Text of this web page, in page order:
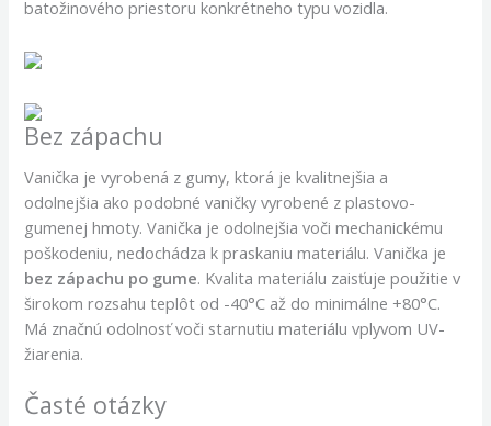
batožinového priestoru konkrétneho typu vozidla.
Bez zápachu
Vanička je vyrobená z gumy, ktorá je kvalitnejšia a
odolnejšia ako podobné vaničky vyrobené z plastovo-
gumenej hmoty. Vanička je odolnejšia voči mechanickému
poškodeniu, nedochádza k praskaniu materiálu. Vanička je
bez zápachu po gume. Kvalita materiálu zaisťuje použitie v
širokom rozsahu teplôt od -40°C až do minimálne +80°C.
Má značnú odolnosť voči starnutiu materiálu vplyvom UV-
žiarenia.
Časté otázky